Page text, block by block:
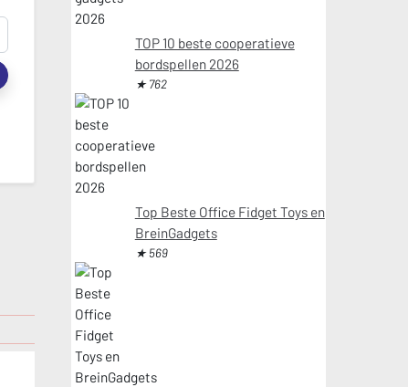
TOP 10 beste cooperatieve
bordspellen 2026
★ 762
Top Beste Office Fidget Toys en
BreinGadgets
★ 569